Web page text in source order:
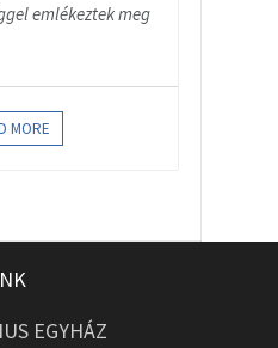
emlékeztek meg
MORE
EGYHÁZ